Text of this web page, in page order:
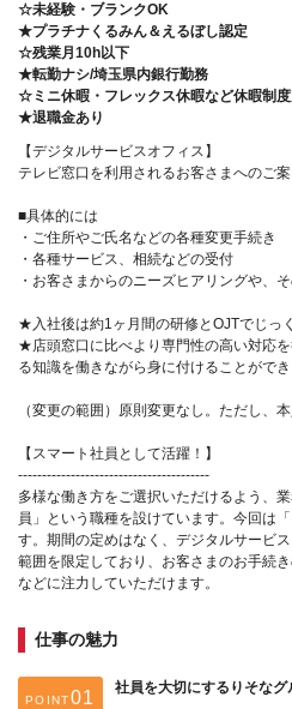
☆未経験・ブランクOK
★プラチナくるみん＆えるぼし認定
☆残業月10h以下
★転勤ナシ/埼玉県内銀行勤務
☆ミニ休暇・フレックス休暇など休暇制
★退職金あり
【デジタルサービスオフィス】
テレビ窓口を利用されるお客さまへのご案
■具体的には
・ご住所やご氏名などの各種変更手続き
・各種サービス、相続などの受付
・お客さまからのニーズヒアリングや、
★入社後は約1ヶ月間の研修とOJTでじっ
★店頭窓口に比べより専門性の高い対応
る知識を働きながら身に付けることができ
（変更の範囲）原則変更なし。ただし、
【スマート社員として活躍！】
----------------------------------------
多様な働き方をご選択いただけるよう、
員」という職種を設けています。今回は
す。期間の定めはなく、デジタルサービ
範囲を限定しており、お客さまのお手続
などに注力していただけます。
仕事の魅力
POINT
社員を大切にするりそな